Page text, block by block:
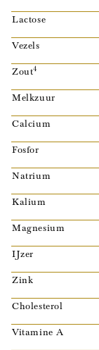
Lactose
Vezels
Zout4
Melkzuur
Calcium
Fosfor
Natrium
Kalium
Magnesium
IJzer
Zink
Cholesterol
Vitamine A